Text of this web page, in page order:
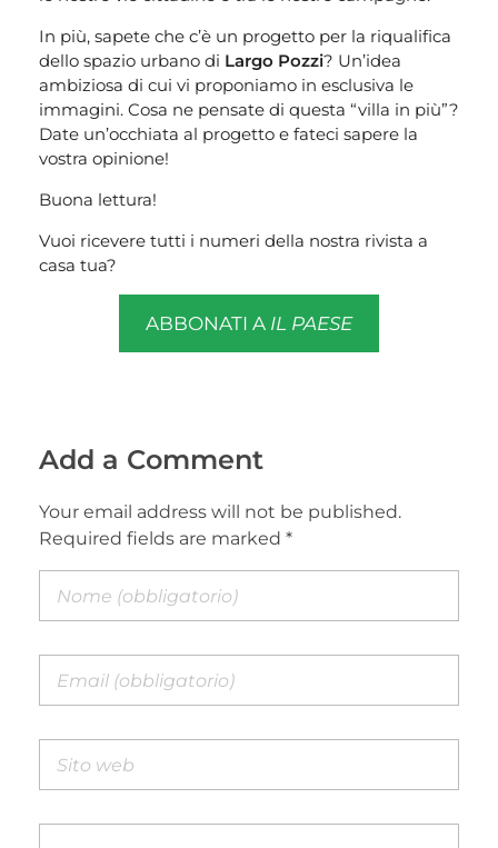
In più, sapete che c’è un progetto per la riqualifica
dello spazio urbano di Largo Pozzi? Un’idea
ambiziosa di cui vi proponiamo in esclusiva le
immagini. Cosa ne pensate di questa “villa in più”?
Date un’occhiata al progetto e fateci sapere la
vostra opinione!
Buona lettura!
Vuoi ricevere tutti i numeri della nostra rivista a
casa tua?
ABBONATI A IL PAESE
Add a Comment
Your email address will not be published.
Required fields are marked *